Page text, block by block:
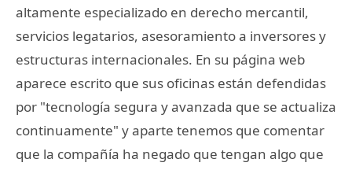
altamente especializado en derecho mercantil,
servicios legatarios, asesoramiento a inversores y
estructuras internacionales. En su página web
aparece escrito que sus oficinas están defendidas
por "tecnología segura y avanzada que se actualiza
continuamente" y aparte tenemos que comentar
que la compañía ha negado que tengan algo que